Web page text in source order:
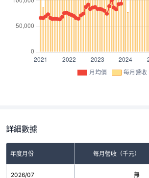
月均價 每月營收
詳細數據
年度月份 每月營收（千元）
2026/07 無